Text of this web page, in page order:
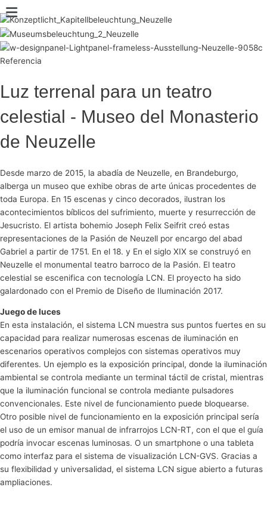
al
contenido
Main
Menu
Referencia
Luz terrenal para un teatro
celestial - Museo del Monasterio
de Neuzelle
Desde marzo de 2015, la abadía de Neuzelle, en Brandeburgo,
alberga un museo que exhibe obras de arte únicas procedentes de
toda Europa. En 15 escenas y cinco decorados, ilustran los
acontecimientos bíblicos del sufrimiento, muerte y resurrección de
Jesucristo. El artista bohemio Joseph Felix Seifrit creó estas
representaciones de la Pasión de Neuzell por encargo del abad
Gabriel a partir de 1751. En el 18. y En el siglo XIX se construyó en
Neuzelle el monumental teatro barroco de la Pasión. El teatro
celestial se escenifica con tecnología LCN. El proyecto ha sido
galardonado con el Premio de Diseño de Iluminación 2017.
Juego de luces
En esta instalación, el sistema LCN muestra sus puntos fuertes en su
capacidad para realizar numerosas escenas de iluminación en
escenarios operativos complejos con sistemas operativos muy
diferentes. Un ejemplo es la exposición principal, donde la iluminación
ambiental se controla mediante un terminal táctil de cristal, mientras
que la iluminación funcional se controla mediante pulsadores
convencionales. Este nivel de funcionamiento puede bloquearse.
Otro posible nivel de funcionamiento en la exposición principal sería
el uso de un emisor manual de infrarrojos LCN-RT, con el que el guía
podría invocar escenas luminosas. O un smartphone o una tableta
como interfaz para el sistema de visualización LCN-GVS. Gracias a
su flexibilidad y universalidad, el sistema LCN sigue abierto a futuras
ampliaciones.